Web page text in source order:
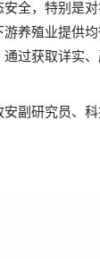
全，特别是
养殖业提供
过获取详实
副研究员、